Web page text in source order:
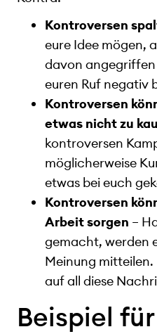
Kontroversen
eure Idee mögen,
davon angegriffen
euren Ruf negativ
Kontroversen
etwas nicht zu
kontroversen
möglicherweise
etwas bei euch
Kontroversen
Arbeit sorgen –
gemacht, werden
Meinung
auf all diese
Beispiel für